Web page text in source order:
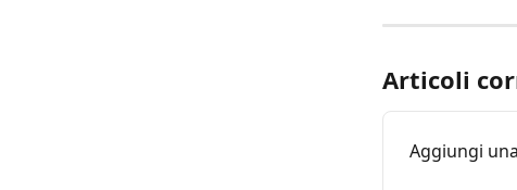
Articoli
Aggiungi